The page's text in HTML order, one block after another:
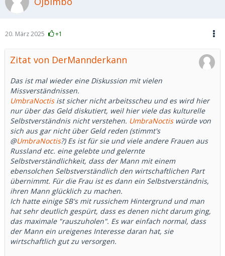
20. März 2025 +1
Zitat von DerMannderkann
Das ist mal wieder eine Diskussion mit vielen
Missverständnissen.
UmbraNoctisist sicher nicht arbeitsscheu und es wird hier
nur über das Geld diskutiert, weil hier viele das kulturelle
Selbstverständnis nicht verstehen. UmbraNoctiswürde von
sich aus gar nicht über Geld reden (stimmt's
@UmbraNoctis?) Es ist für sie und viele andere Frauen aus
Russland etc. eine gelebte und gelernte
Selbstverständlichkeit, dass der Mann mit einem
ebensolchen Selbstverständlich den wirtschaftlichen Part
übernimmt. Für die Frau ist es dann ein Selbstverständnis,
ihren Mann glücklich zu machen.
Ich hatte einige SB's mit russichem Hintergrund und man
hat sehr deutlich gespürt, dass es denen nicht darum ging,
das maximale "rauszuholen". Es war einfach normal, dass
der Mann ein ureigenes Interesse daran hat, sie
wirtschaftlich gut zu versorgen.